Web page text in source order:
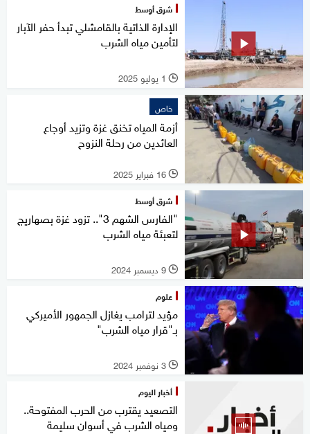
شرق أوسط
الإدارة الذاتية بالقامشلي تبدأ حفر الآبار
لتأمين مياه الشرب
l 1 يوليو 2025
خاص
أزمة المياه تخنق غزة وتزيد أوجاع
العائدين من رحلة النزوح
l 16 فبراير 2025
شرق أوسط
"الفارس الشهم 3".. تزود غزة بصهاريج
لتعبئة مياه الشرب
l 9 ديسمبر 2024
علوم
مؤيد لترامب يغازل الجمهور الأميركي
بـ"قرار مياه الشرب"
l 3 نوفمبر 2024
أخبار اليوم
التصعيد يقترب من الحرب المفتوحة..
ومياه الشرب في أسوان سليمة